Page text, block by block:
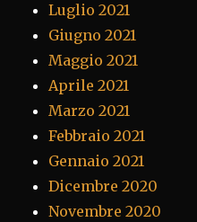
Luglio 2021
Giugno 2021
Maggio 2021
Aprile 2021
Marzo 2021
Febbraio 2021
Gennaio 2021
Dicembre 2020
Novembre 2020